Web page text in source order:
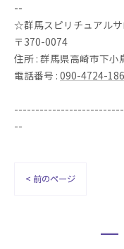
--
☆群馬スピリチュアル
〒370-0074
住所 : 群馬県高崎市下小
電話番号 : 090-4724-
--
< 前のページ